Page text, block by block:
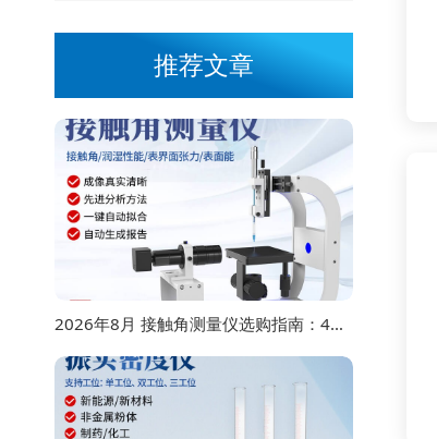
推荐文章
2026年8月 接触角测量仪选购指南：4款主流型号对比